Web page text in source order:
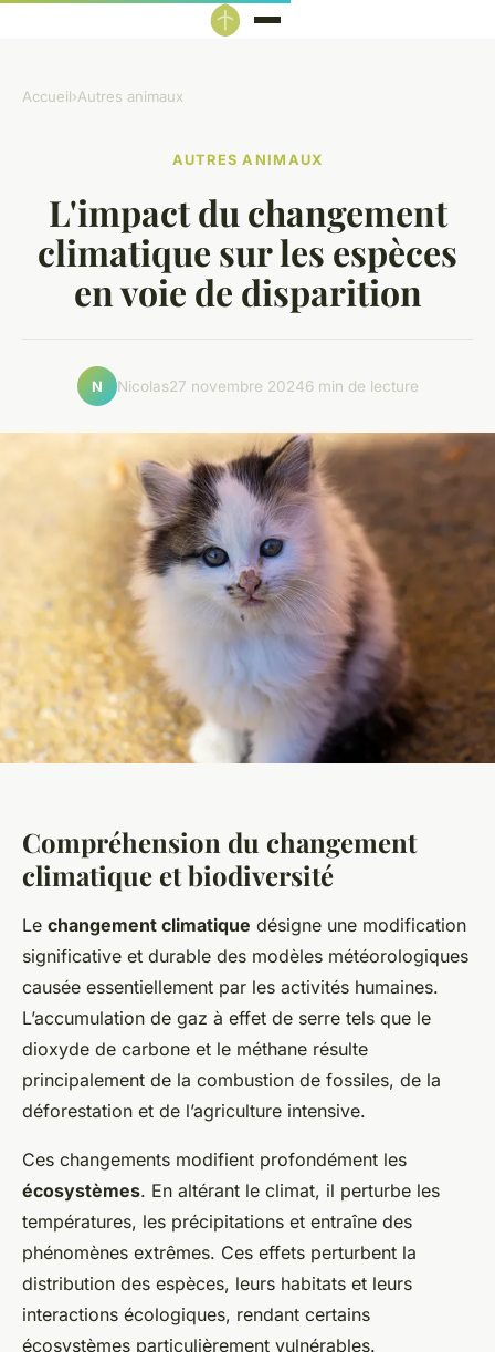
Accueil›Autres animaux
AUTRES ANIMAUX
L'impact du changement
climatique sur les espèces
en voie de disparition
N Nicolas27 novembre 20246 min de lecture
Compréhension du changement
climatique et biodiversité
Le changement climatique désigne une modification
significative et durable des modèles météorologiques
causée essentiellement par les activités humaines.
L’accumulation de gaz à effet de serre tels que le
dioxyde de carbone et le méthane résulte
principalement de la combustion de fossiles, de la
déforestation et de l’agriculture intensive.
Ces changements modifient profondément les
écosystèmes. En altérant le climat, il perturbe les
températures, les précipitations et entraîne des
phénomènes extrêmes. Ces effets perturbent la
distribution des espèces, leurs habitats et leurs
interactions écologiques, rendant certains
écosystèmes particulièrement vulnérables.